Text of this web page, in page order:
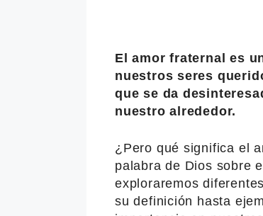
El amor fraternal es
nuestros seres
que se da
nuestro alrededor.
¿Pero qué significa el
palabra de Dios sobre
exploraremos
su definición hasta